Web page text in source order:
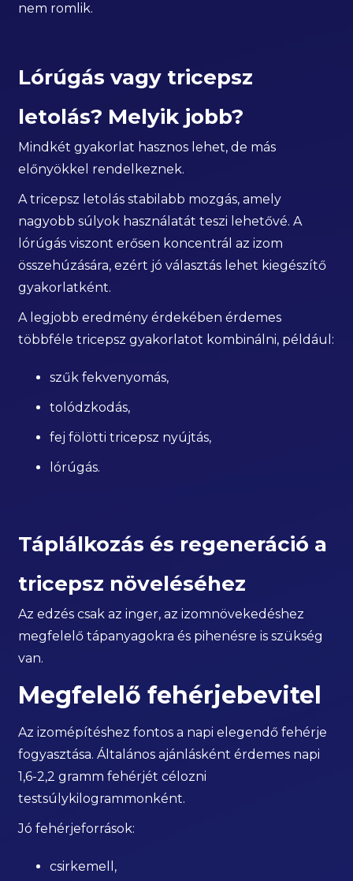
nem romlik.
Lórúgás vagy tricepsz
letolás? Melyik jobb?
Mindkét gyakorlat hasznos lehet, de más
előnyökkel rendelkeznek.
A tricepsz letolás stabilabb mozgás, amely
nagyobb súlyok használatát teszi lehetővé. A
lórúgás viszont erősen koncentrál az izom
összehúzására, ezért jó választás lehet kiegészítő
gyakorlatként.
A legjobb eredmény érdekében érdemes
többféle tricepsz gyakorlatot kombinálni, például:
szűk fekvenyomás,
tolódzkodás,
fej fölötti tricepsz nyújtás,
lórúgás.
Táplálkozás és regeneráció a
tricepsz növeléséhez
Az edzés csak az inger, az izomnövekedéshez
megfelelő tápanyagokra és pihenésre is szükség
van.
Megfelelő fehérjebevitel
Az izomépítéshez fontos a napi elegendő fehérje
fogyasztása. Általános ajánlásként érdemes napi
1,6-2,2 gramm fehérjét célozni
testsúlykilogrammonként.
Jó fehérjeforrások:
csirkemell,